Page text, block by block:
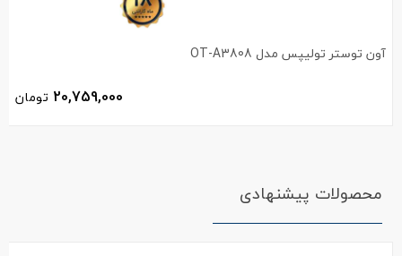
آون توستر تولیپس مدل OT-A3808
20,759,000 تومان
محصولات پیشنهادی